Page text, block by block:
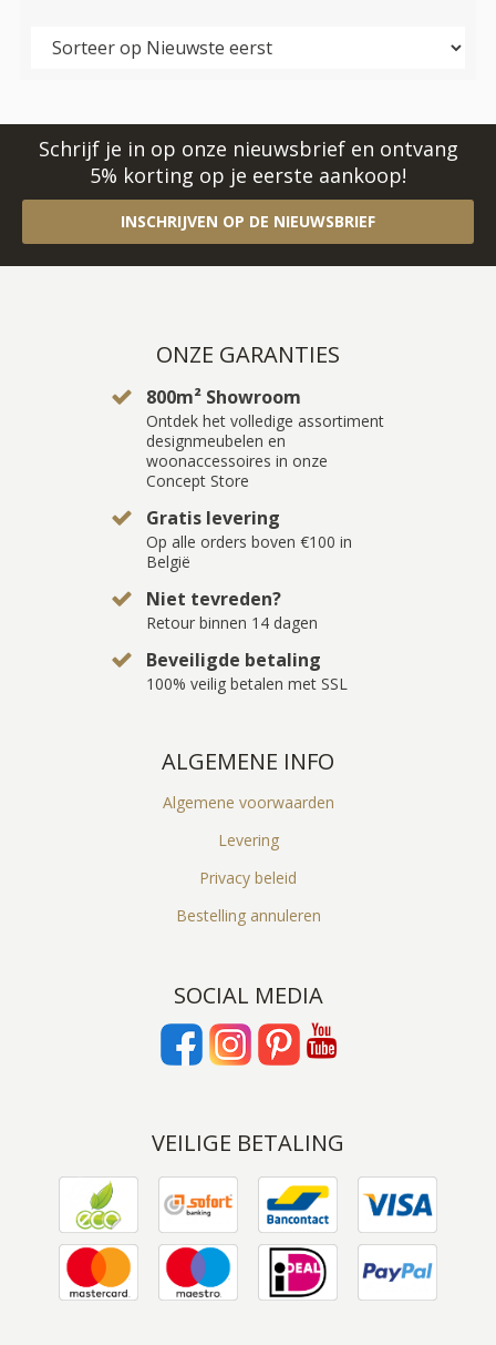
Schrijf je in op onze nieuwsbrief en ontvang
5% korting op je eerste aankoop!
INSCHRIJVEN OP DE NIEUWSBRIEF
ONZE GARANTIES
800m² Showroom
Ontdek het volledige assortiment
designmeubelen en
woonaccessoires in onze
Concept Store
Gratis levering
Op alle orders boven €100 in
België
Niet tevreden?
Retour binnen 14 dagen
Beveiligde betaling
100% veilig betalen met SSL
ALGEMENE INFO
Algemene voorwaarden
Levering
Privacy beleid
Bestelling annuleren
SOCIAL MEDIA
VEILIGE BETALING